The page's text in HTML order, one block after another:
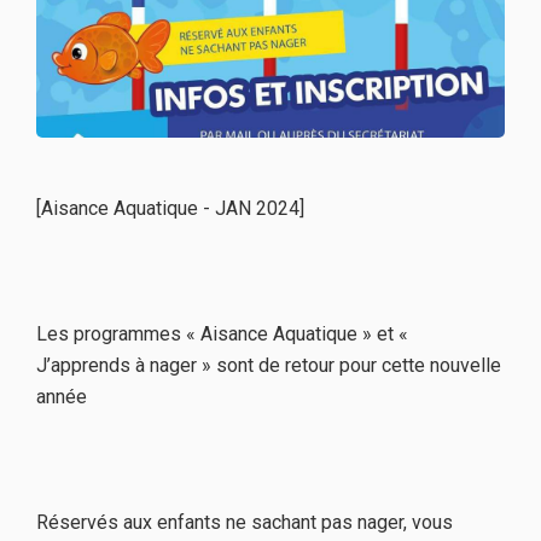
[Aisance Aquatique - JAN 2024]
Les programmes « Aisance Aquatique » et «
J’apprends à nager » sont de retour pour cette nouvelle
année
Réservés aux enfants ne sachant pas nager, vous